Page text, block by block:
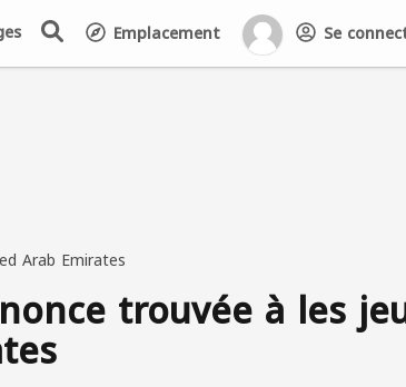
Se
Emplacement
Arab Emirates
trouvée à les